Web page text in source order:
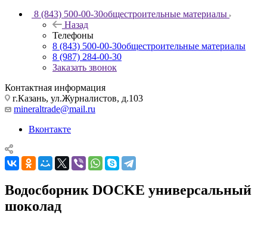
8 (843) 500-00-30общестроительные материалы
Назад
Телефоны
8 (843) 500-00-30общестроительные материалы
8 (987) 284-00-30
Заказать звонок
Контактная информация
г.Казань, ул.Журналистов, д.103
mineraltrade@mail.ru
Вконтакте
Водосборник DOCKE универсальный
шоколад